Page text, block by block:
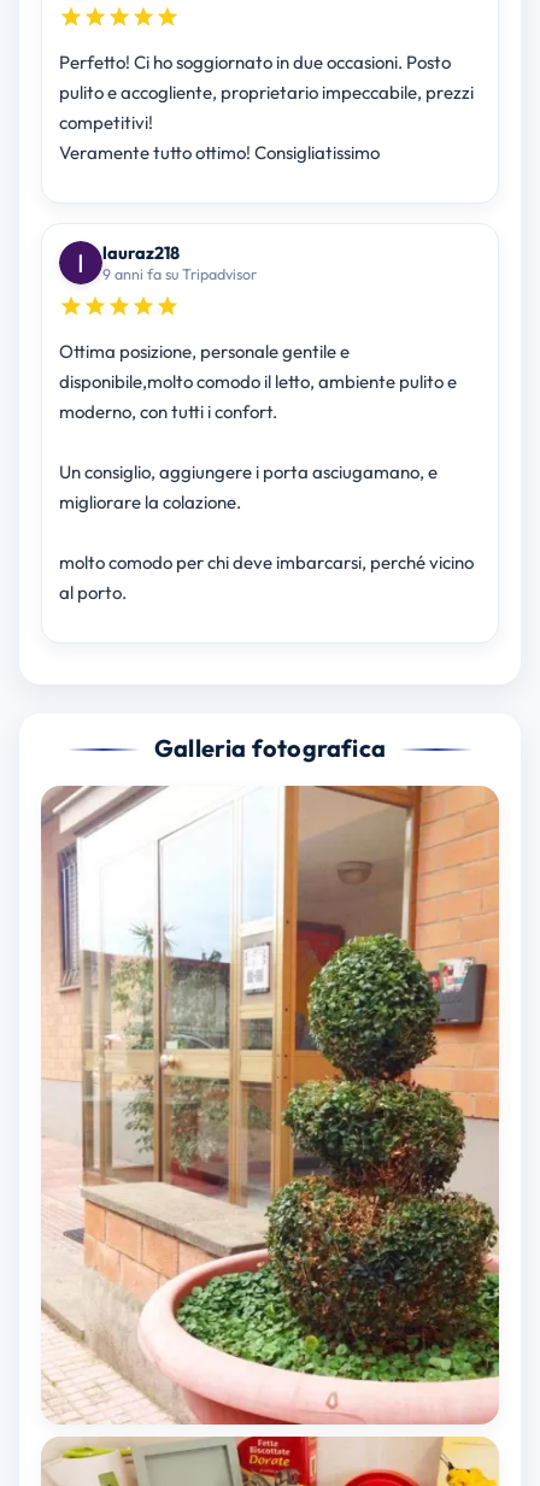
Perfetto! Ci ho soggiornato in due occasioni. Posto
pulito e accogliente, proprietario impeccabile, prezzi
competitivi!
Veramente tutto ottimo! Consigliatissimo
lauraz218
9 anni fa su Tripadvisor
Ottima posizione, personale gentile e
disponibile,molto comodo il letto, ambiente pulito e
moderno, con tutti i confort.
Un consiglio, aggiungere i porta asciugamano, e
migliorare la colazione.
molto comodo per chi deve imbarcarsi, perché vicino
al porto.
Galleria fotografica